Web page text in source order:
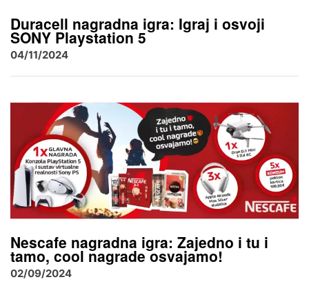
Duracell nagradna igra: Igraj i osvoji
SONY Playstation 5
04/11/2024
Nescafe nagradna igra: Zajedno i tu i
tamo, cool nagrade osvajamo!
02/09/2024